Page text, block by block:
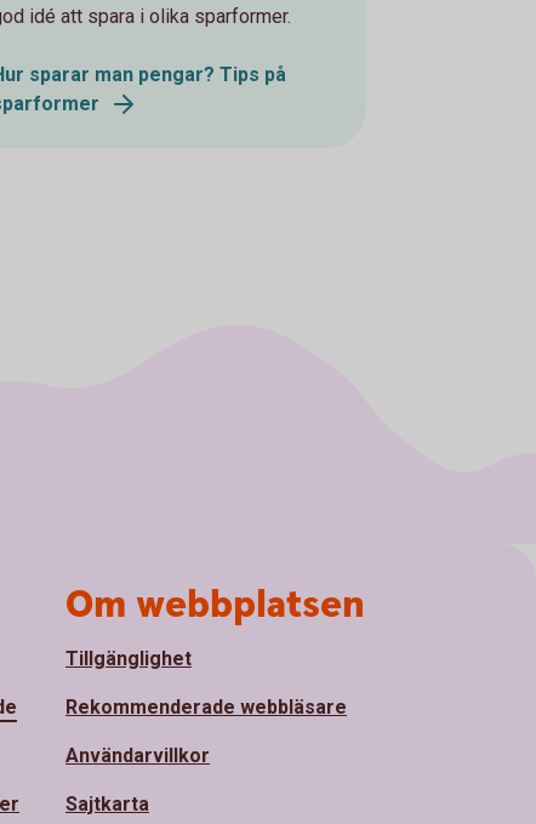
idé att spara i olika sparformer.
sparar man pengar? Tips på
Om webbplatsen
Tillgänglighet
Rekommenderade webbläsare
Användarvillkor
Sajtkarta